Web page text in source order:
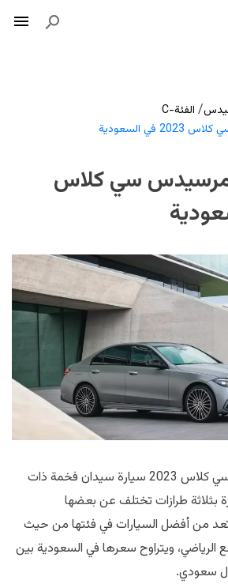
/ الفئة-C
السعودية
مرسيدس سي كلاس
تعتبر سيارة مرسيدس سي كلاس 2023 سيارة سيدان فخمة ذات
طرازات تختلف عن بعضها
من أفضل السيارات في فئتها من حيث
الرياضي، ويتراوح سعرها في السعودية بين